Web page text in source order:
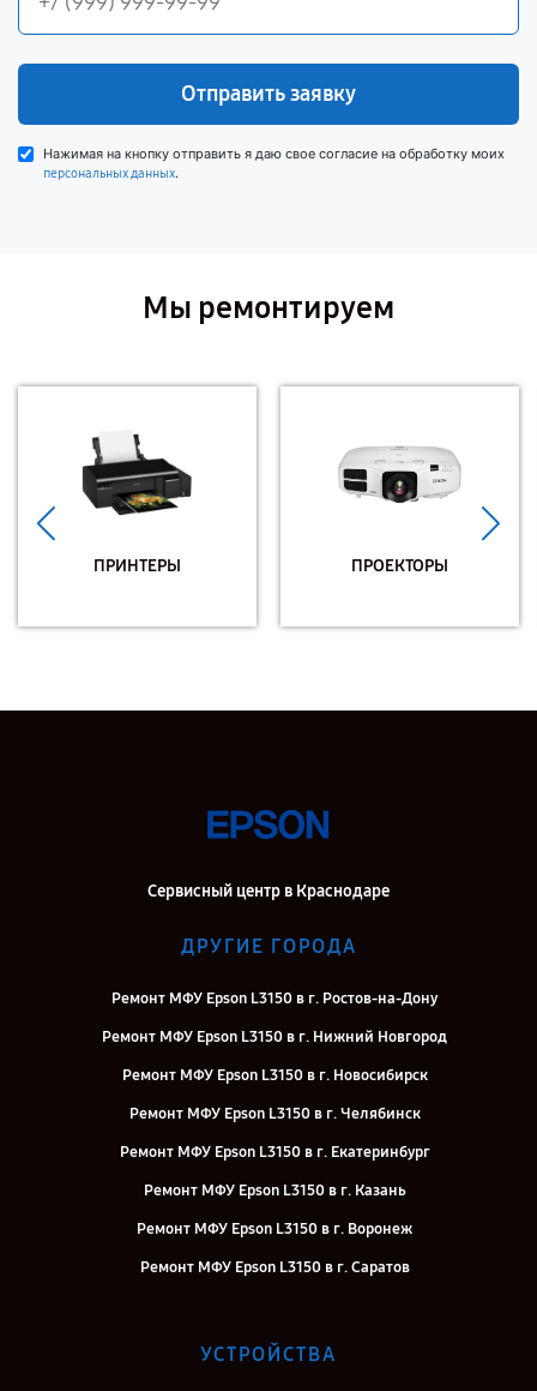
Отправить заявку
Нажимая на кнопку отправить я даю свое согласие на обработку моих
персональных данных.
Мы ремонтируем
ПРИНТЕРЫ ПРОЕКТОРЫ
Сервисный центр в Краснодаре
ДРУГИЕ ГОРОДА
Ремонт МФУ Epson L3150 в г. Ростов-на-Дону
Ремонт МФУ Epson L3150 в г. Нижний Новгород
Ремонт МФУ Epson L3150 в г. Новосибирск
Ремонт МФУ Epson L3150 в г. Челябинск
Ремонт МФУ Epson L3150 в г. Екатеринбург
Ремонт МФУ Epson L3150 в г. Казань
Ремонт МФУ Epson L3150 в г. Воронеж
Ремонт МФУ Epson L3150 в г. Саратов
Ремонт МФУ Epson L3150 в г. Киров
УСТРОЙСТВА